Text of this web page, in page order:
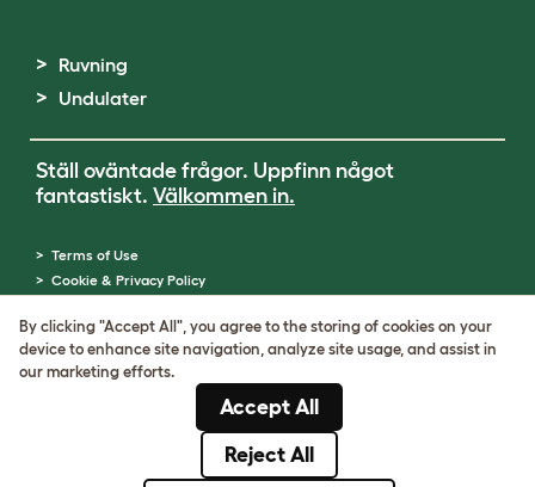
Ruvning
Undulater
Ställ oväntade frågor. Uppfinn något
fantastiskt. Välkommen in.
Terms of Use
Cookie & Privacy Policy
Sitemap
VAT-nummer: SE502080795301
Organisationsnummer: 05028498
By clicking "Accept All", you agree to the storing of cookies on your
device to enhance site navigation, analyze site usage, and assist in
our marketing efforts.
Accept All
Reject All